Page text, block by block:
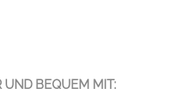
UND BEQUEM MIT: